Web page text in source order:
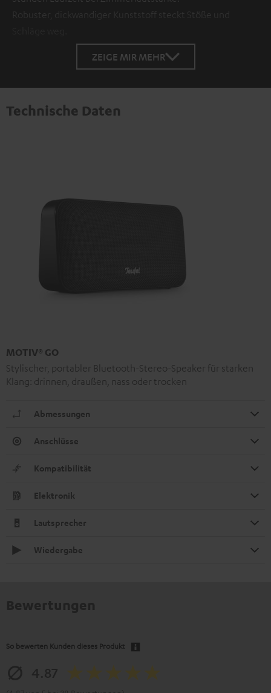
Robuster, dickwandiger Kunststoff steckt Stöße und
ZEIGE MIR MEHR
Technische Daten
MOTIV® GO
Stylischer, portabler Bluetooth-Stereo-Speaker für starken
Klang: drinnen, draußen, nass oder trocken
Abmessungen
Anschlüsse
Kompatibilität
Elektronik
Lautsprecher
Wiedergabe
So bewerten Kunden dieses Produkt